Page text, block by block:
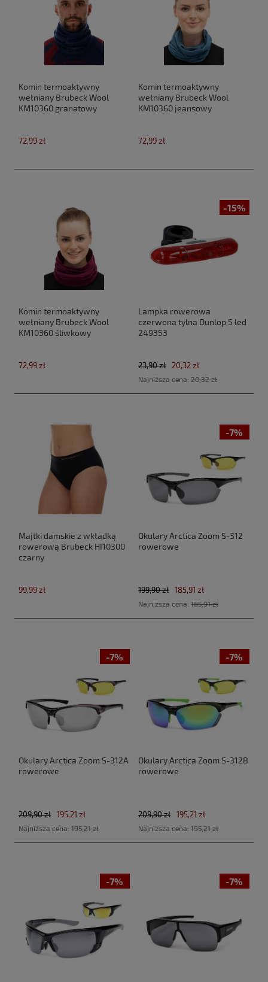
Komin termoaktywny
wełniany Brubeck Wool
KM10360 granatowy
72,99 zł
Komin termoaktywny
wełniany Brubeck Wool
KM10360 jeansowy
72,99 zł
Komin termoaktywny
wełniany Brubeck Wool
KM10360 śliwkowy
72,99 zł
-15%
Lampka rowerowa
czerwona tylna Dunlop 5 led
249353
20,32 zł
23,90 zł
Najniższa cena:20,32 zł
Majtki damskie z wkładką
rowerową Brubeck HI10300
czarny
99,99 zł
-7%
Okulary Arctica Zoom S-312
rowerowe
185,91 zł
199,90 zł
Najniższa cena:185,91 zł
-7%
Okulary Arctica Zoom S-312A
rowerowe
195,21 zł
209,90 zł
Najniższa cena:195,21 zł
-7%
Okulary Arctica Zoom S-312B
rowerowe
195,21 zł
209,90 zł
Najniższa cena:195,21 zł
-7% -7%